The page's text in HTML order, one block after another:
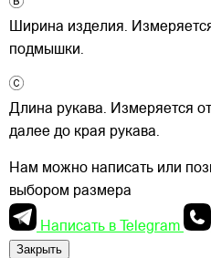
Ширина изделия.
подмышки.
Длина рукава. Измеряется
далее до края рукава.
Нам можно написать или
выбором размера
Написать в Telegram
Закрыть